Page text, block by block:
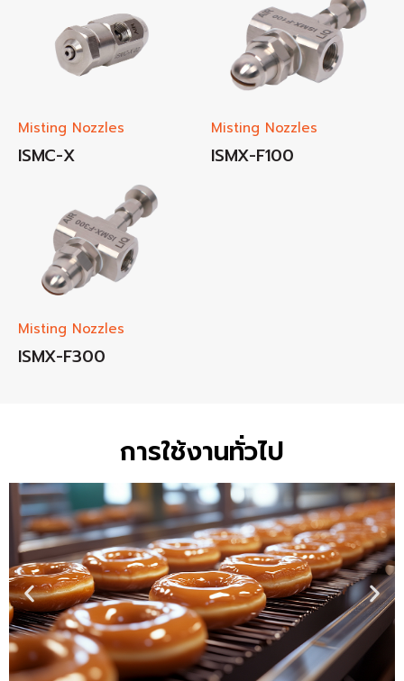
Misting Nozzles
ISMC-X
Misting Nozzles
ISMX-F100
Misting Nozzles
ISMX-F300
การใช้งานทั่วไป